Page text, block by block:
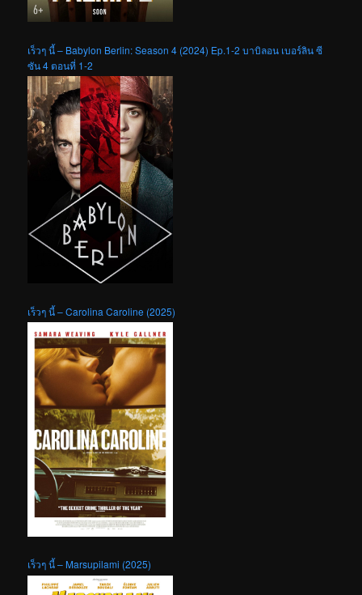
เร็วๆ นี้ – Babylon Berlin: Season 4 (2024) Ep.1-2 บาบิลอน เบอร์ลิน ซี
ซัน 4 ตอนที่ 1-2
เร็วๆ นี้ – Carolina Caroline (2025)
เร็วๆ นี้ – Marsupilami (2025)